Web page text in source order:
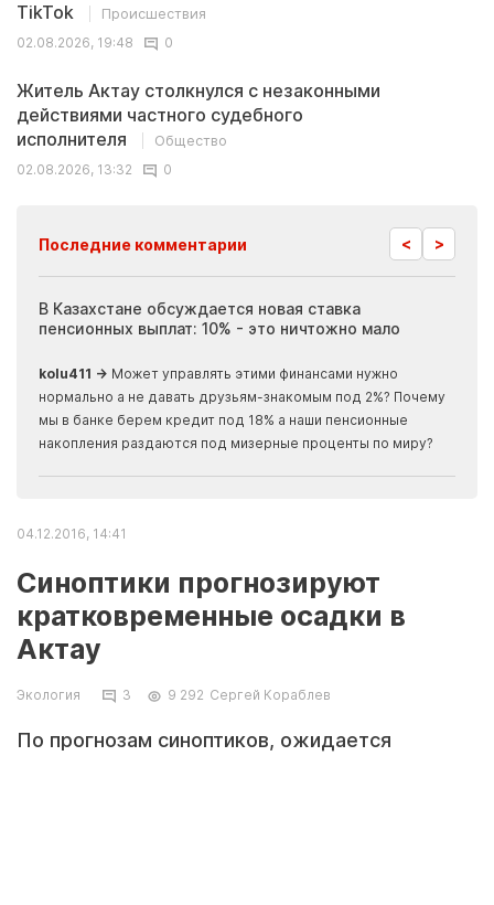
TikTok
Происшествия
02.08.2026, 19:48
0
Житель Актау столкнулся с незаконными
действиями частного судебного
исполнителя
Общество
02.08.2026, 13:32
0
Последние комментарии < >
В Казахстане обсуждается новая ставка
пенсионных выплат: 10% - это ничтожно мало
kolu411 → Может управлять этими финансами нужно
нормально а не давать друзьям-знакомым под 2%? Почему
мы в банке берем кредит под 18% а наши пенсионные
накопления раздаются под мизерные проценты по миру?
04.12.2016, 14:41
Синоптики прогнозируют
кратковременные осадки в
Актау
Экология 3 9 292 Сергей Кораблев
По прогнозам синоптиков, ожидается